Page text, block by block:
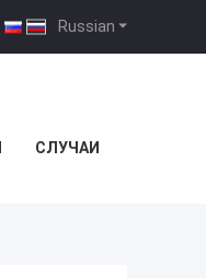
Russian
СЛУЧАИ